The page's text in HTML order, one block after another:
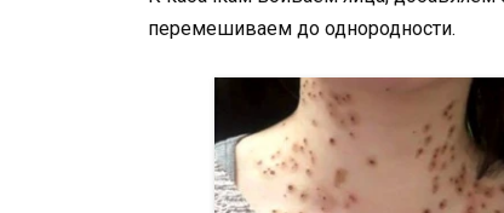
перемешиваем до однородности.